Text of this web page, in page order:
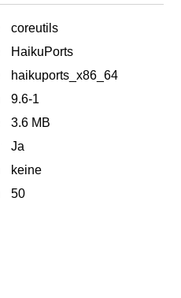
coreutils
HaikuPorts
haikuports_x86_64
9.6-1
3.6 MB
Ja
keine
50